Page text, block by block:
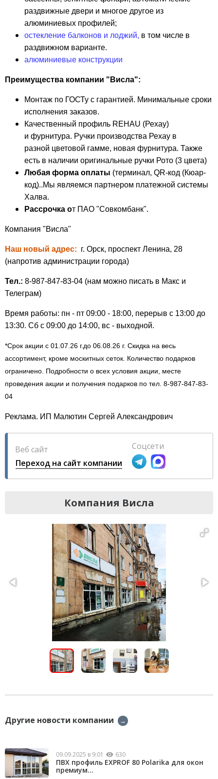
раздвижные двери и многое другое из
алюминиевых профилей;
остекление балконов и лоджий, в том числе в
раздвижном варианте.
алюминиевые конструкции
Преимущества компании "Висла":
Монтаж по ГОСТу с гарантией. Минимальные сроки
исполнения заказов.
Качественный профиль REHAU (Рехау)
и фурнитура. Ручки производства Рехау в
разной цветовой гамме, новая фурнитура. Также
есть в наличии оригинальные ручки Рото (3 цвета)
Любая форма оплаты (терминал, QR-код (Кюар-
код)..Мы являемся партнером платежной системы
Халва.
Рассрочка от ПАО "Совкомбанк".
Компания "Висла"
Наш новый адрес: г. Орск, проспект Ленина, 28
(напротив администрации города)
Тел.: 8-987-847-83-04 (нам можно писать в Макс и
Телеграм)
Время работы: пн - пт 09:00 - 18:00, перерыв с 13:00 до
13:30. Сб с 09:00 до 14:00, вс - выходной.
*Срок акции с 01.07.26 г.до 06.08.26 г. Скидка на весь
ассортимент, кроме москитных сеток. Количество подарков
ограничено. Подробности о всех условия акции, месте
проведения акции и получения подарков по тел. 8-987-847-83-
04
Реклама. ИП Малютин Сергей Александрович
Веб сайт
Переход на сайт компании
Соцсети
Компания Висла
Другие новости компании →
09.09.2025 в 9:01 630
ПВХ профиль EXPROF 80 Polarika для окон
премиум...